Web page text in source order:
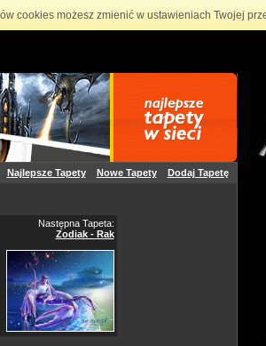
cookies możesz zmienić w ustawieniach Twojej
Najlepsze Tapety Nowe Tapety
Dodaj Tapetę
Następna Tapeta:
Zodiak - Rak